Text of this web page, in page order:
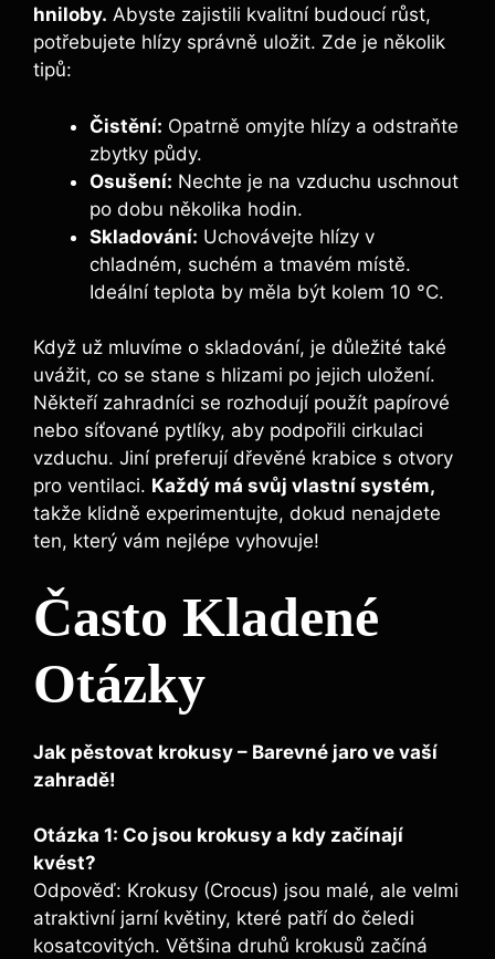
hniloby. Abyste zajistili kvalitní budoucí růst,
potřebujete hlízy správně uložit. Zde je několik
tipů:
Čistění: Opatrně omyjte hlízy a odstraňte
zbytky půdy.
Osušení: Nechte je na vzduchu uschnout
po dobu několika hodin.
Skladování: Uchovávejte hlízy v
chladném, suchém a tmavém místě.
Ideální teplota by měla být kolem 10 °C.
Když už mluvíme o skladování, je důležité také
uvážit, co se stane s hlizami po jejich uložení.
Někteří zahradníci se rozhodují použít papírové
nebo síťované pytlíky, aby podpořili cirkulaci
vzduchu. Jiní preferují dřevěné krabice s otvory
pro ventilaci. Každý má svůj vlastní systém,
takže klidně experimentujte, dokud nenajdete
ten, který vám nejlépe vyhovuje!
Často Kladené
Otázky
Jak pěstovat krokusy – Barevné jaro ve vaší
zahradě!
Otázka 1: Co jsou krokusy a kdy začínají
kvést?
Odpověď: Krokusy (Crocus) jsou malé, ale velmi
atraktivní jarní květiny, které patří do čeledi
kosatcovitých. Většina druhů krokusů začíná